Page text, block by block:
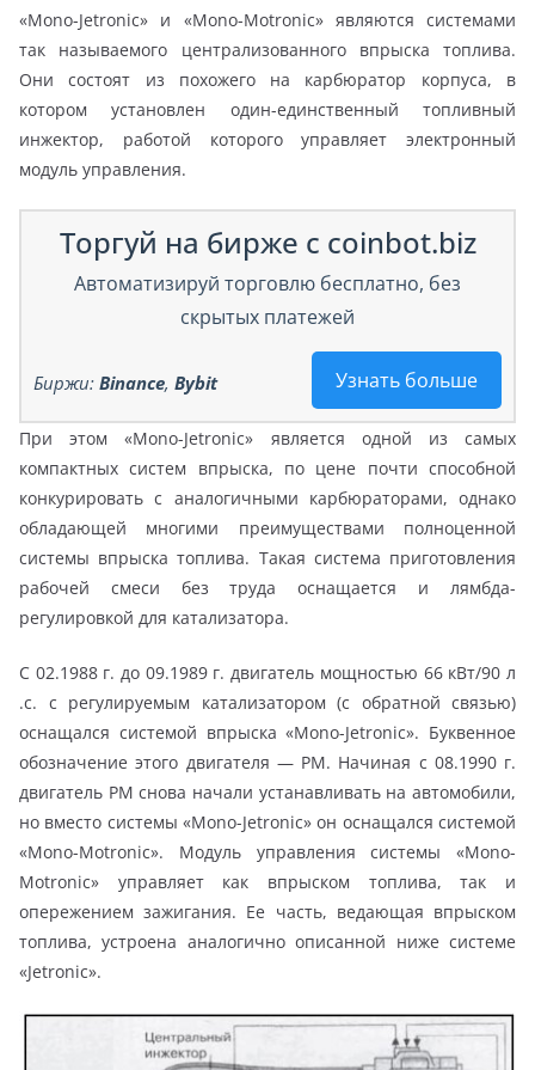
«Mono-Jetronic» и «Mono-Motronic» являются системами
так называемого централизованного впрыска топлива.
Они состоят из похожего на карбюратор корпуса, в
котором установлен один-единственный топливный
инжектор, работой которого управляет электронный
модуль управления.
Торгуй на бирже с coinbot.biz
Автоматизируй торговлю бесплатно, без
скрытых платежей
Узнать больше
Биржи: Binance, Bybit
При этом «Mono-Jetronic» является одной из самых
компактных систем впрыска, по цене почти способной
конкурировать с аналогичными карбюраторами, однако
обладающей многими преимуществами полноценной
системы впрыска топлива. Такая система приготовления
рабочей смеси без труда оснащается и лямбда-
регулировкой для катализатора.
С 02.1988 г. до 09.1989 г. двигатель мощностью 66 кВт/90 л
.с. с регулируемым катализатором (с обратной связью)
оснащался системой впрыска «Mono-Jetronic». Буквенное
обозначение этого двигателя — РМ. Начиная с 08.1990 г.
двигатель РМ снова начали устанавливать на автомобили,
но вместо системы «Mono-Jetronic» он оснащался системой
«Mono-Motronic». Модуль управления системы «Mono-
Motronic» управляет как впрыском топлива, так и
опережением зажигания. Ее часть, ведающая впрыском
топлива, устроена аналогично описанной ниже системе
«Jetronic».